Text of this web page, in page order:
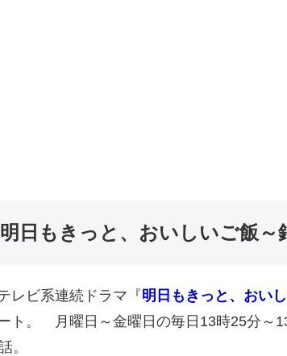
日もきっと、おいしいご飯～
レビ系連続ドラマ『明日もきっと、おい
ト。 月曜日～金曜日の毎日13時25分～
。